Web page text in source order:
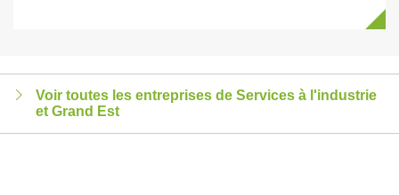
Voir toutes les entreprises de Services à l'industrie
et Grand Est